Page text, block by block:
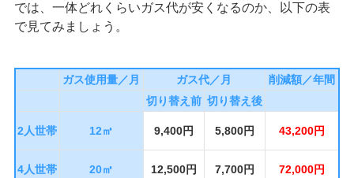
では、一体どれくらいガス代が安くなるのか、以下の表
で見てみましょう。
ガス使用量／月 ガス代／月
削減額／年間
切り替え前 切り替え後
2人世帯 12㎥ 9,400円 5,800円 43,200円
4人世帯 20㎥ 12,500円 7,700円 72,000円